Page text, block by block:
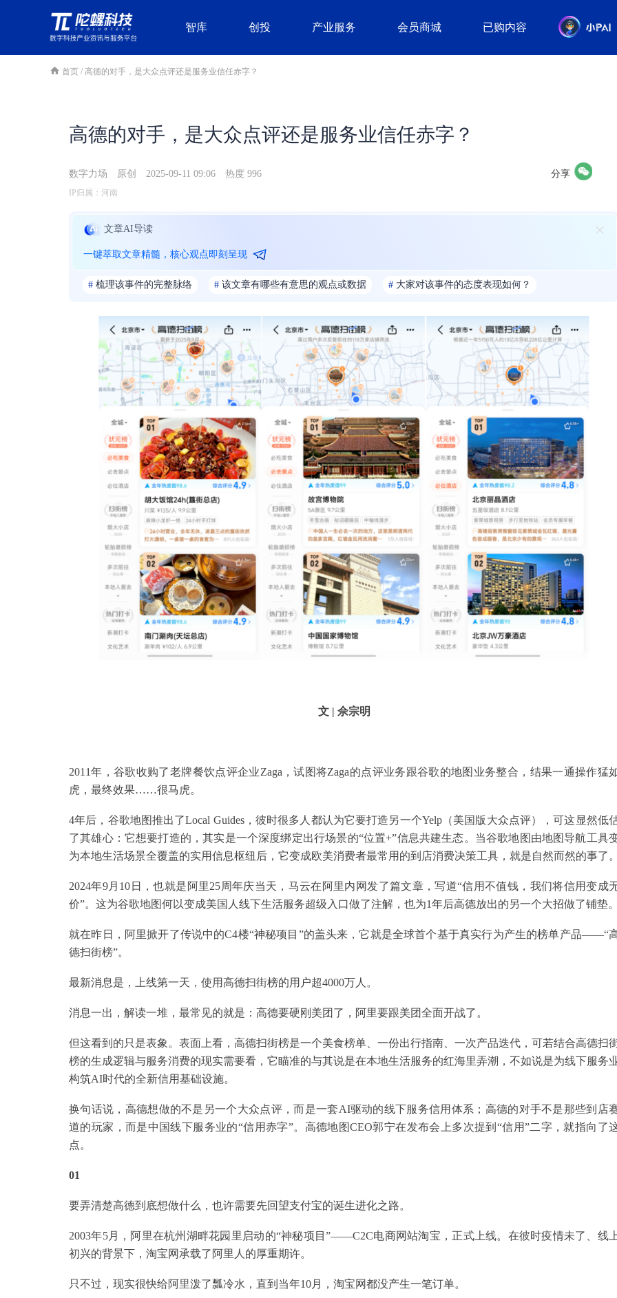
智库 创投 产业服务 会员商城 已购内容
首页 / 高德的对手，是大众点评还是服务业信任赤字？
高德的对手，是大众点评还是服务业信任赤字？
数字力场 原创 2025-09-11 09:06 热度 996 分享
IP归属：河南
文章AI导读
一键萃取文章精髓，核心观点即刻呈现
# 梳理该事件的完整脉络 # 该文章有哪些有意思的观点或数据 # 大家对该事件的态度表现如何？
文 | 佘宗明
2011年，谷歌收购了老牌餐饮点评企业Zaga，试图将Zaga的点评业务跟谷歌的地图业务整合，结果一通操作猛
虎，最终效果……很马虎。
4年后，谷歌地图推出了Local Guides，彼时很多人都认为它要打造另一个Yelp（美国版大众点评），可这显然低
了其雄心：它想要打造的，其实是一个深度绑定出行场景的“位置+”信息共建生态。当谷歌地图由地图导航工具
为本地生活场景全覆盖的实用信息枢纽后，它变成欧美消费者最常用的到店消费决策工具，就是自然而然的事了。
2024年9月10日，也就是阿里25周年庆当天，马云在阿里内网发了篇文章，写道“信用不值钱，我们将信用变成
价”。这为谷歌地图何以变成美国人线下生活服务超级入口做了注解，也为1年后高德放出的另一个大招做了铺垫。
就在昨日，阿里掀开了传说中的C4楼“神秘项目”的盖头来，它就是全球首个基于真实行为产生的榜单产品——“
德扫街榜”。
最新消息是，上线第一天，使用高德扫街榜的用户超4000万人。
消息一出，解读一堆，最常见的就是：高德要硬刚美团了，阿里要跟美团全面开战了。
但这看到的只是表象。表面上看，高德扫街榜是一个美食榜单、一份出行指南、一次产品迭代，可若结合高德扫
榜的生成逻辑与服务消费的现实需要看，它瞄准的与其说是在本地生活服务的红海里弄潮，不如说是为线下服务
构筑AI时代的全新信用基础设施。
换句话说，高德想做的不是另一个大众点评，而是一套AI驱动的线下服务信用体系；高德的对手不是那些到店
道的玩家，而是中国线下服务业的“信用赤字”。高德地图CEO郭宁在发布会上多次提到“信用”二字，就指向了
点。
01
要弄清楚高德到底想做什么，也许需要先回望支付宝的诞生进化之路。
2003年5月，阿里在杭州湖畔花园里启动的“神秘项目”——C2C电商网站淘宝，正式上线。在彼时疫情未了、线
初兴的背景下，淘宝网承载了阿里人的厚重期许。
只不过，现实很快给阿里泼了瓢冷水，直到当年10月，淘宝网都没产生一笔订单。